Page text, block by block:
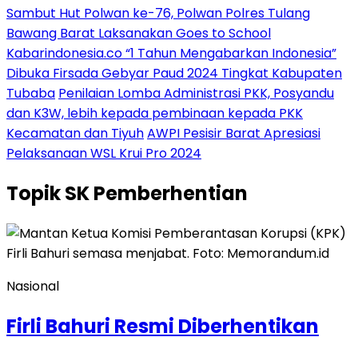
Sambut Hut Polwan ke-76, Polwan Polres Tulang
Bawang Barat Laksanakan Goes to School
Kabarindonesia.co “1 Tahun Mengabarkan Indonesia”
Dibuka Firsada Gebyar Paud 2024 Tingkat Kabupaten
Tubaba Penilaian Lomba Administrasi PKK, Posyandu
dan K3W, lebih kepada pembinaan kepada PKK
Kecamatan dan TiyuhAWPI Pesisir Barat Apresiasi
Pelaksanaan WSL Krui Pro 2024
TopikSK Pemberhentian
Nasional
Firli Bahuri Resmi Diberhentikan